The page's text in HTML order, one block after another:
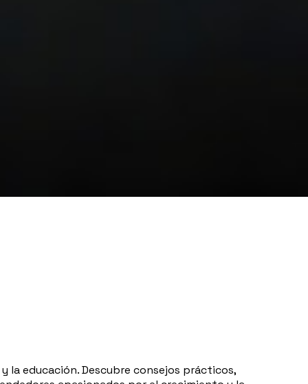
la educación. Descubre consejos prácticos,